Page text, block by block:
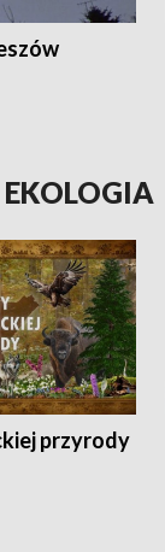
przyrody